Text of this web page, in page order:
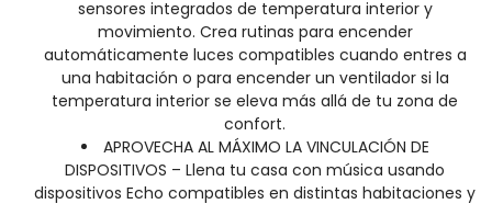
sensores integrados de temperatura interior y
movimiento. Crea rutinas para encender
automáticamente luces compatibles cuando entres a
una habitación o para encender un ventilador si la
temperatura interior se eleva más allá de tu zona de
confort.
APROVECHA AL MÁXIMO LA VINCULACIÓN DE
DISPOSITIVOS – Llena tu casa con música usando
dispositivos Echo compatibles en distintas habitaciones y